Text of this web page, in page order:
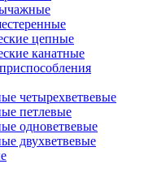
цепные
канатные
четырехветвевые
петлевые
одноветвевые
двухветвевые